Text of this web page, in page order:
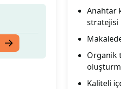
Anahtar
stratejisi
Organik
Kaliteli